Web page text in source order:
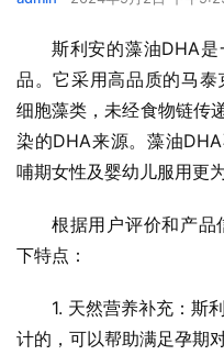
斯利安的藻油DHA
品。它采用高品质的马
细胞藻类，未经食物链传
染的DHA来源。藻油
哺期女性及婴幼儿服用更为
根据用户评价和产品
下特点：
1. 天然营养补充：斯
计的，可以帮助满足孕期